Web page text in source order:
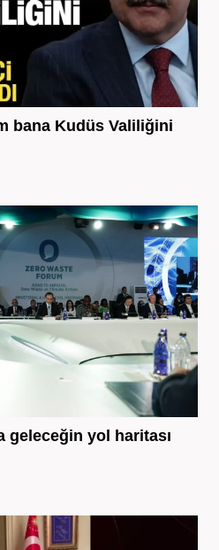
bana Kudüs Valiliğini
geleceğin yol haritası